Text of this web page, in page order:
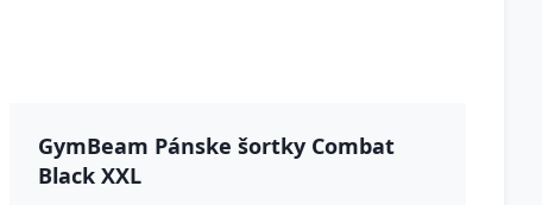
GymBeam Pánske šortky Combat
Black XXL